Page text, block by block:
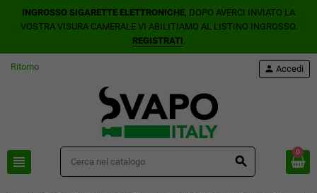
INGROSSO SIGARETTE ELETTRONICHE, DOPO AVERCI INVIATO LA
VOSTRA VISURA CAMERALE VI ABILITIAMO AL LISTINO INGROSSO.
REGISTRATI.
Ritorno
view_headline search
person Accedi
0